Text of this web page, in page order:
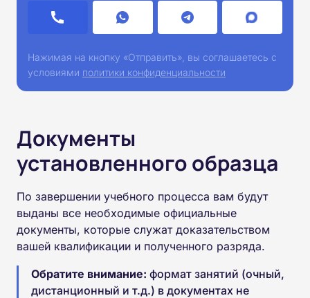
Нажимая на кнопку «Отправить», вы соглашаетесь с
условиями политики конфиденциальности
Документы
установленного образца
По завершении учебного процесса вам будут
выданы все необходимые официальные
документы, которые служат доказательством
вашей квалификации и полученного разряда.
Обратите внимание: формат занятий (очный,
дистанционный и т.д.) в документах не